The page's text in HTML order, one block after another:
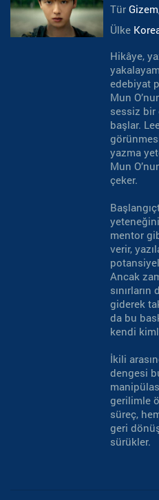
Tür
Ülke
Hikâye,
edebiyat
Mun
sessiz
başlar.
yazma
Mun
çeker.
mentor
verir,
Ancak
giderek
da bu
kendi
İkili
dengesi
gerilimle
süreç,
geri
sürükler.